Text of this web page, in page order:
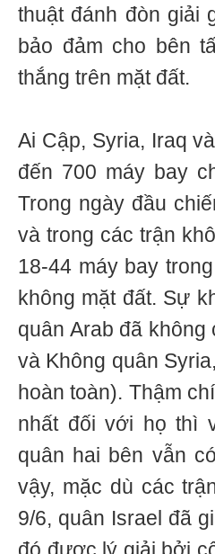
thuật đánh đòn giải
bảo đảm cho bên
thắng trên mặt đất.
Ai Cập, Syria, Iraq
đến 700 máy bay
Trong ngày đầu
và trong các trận
18-44 máy bay
không mặt đất. Sự
quân Arab đã
và Không quân
hoàn toàn). Thậm
nhất đối với họ thì
quân hai bên vẫn
vậy, mặc dù các
9/6, quân Israel đã